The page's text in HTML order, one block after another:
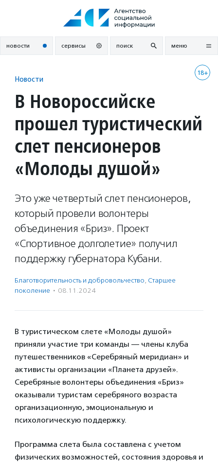
новости сервисы поиск меню
18+
Новости
В Новороссийске
прошел туристический
слет пенсионеров
«Молоды душой»
Это уже четвертый слет пенсионеров,
который провели волонтеры
объединения «Бриз». Проект
«Спортивное долголетие» получил
поддержку губернатора Кубани.
Благотвори­тель­ность и доброволь­чест­во, Старшее
поколение · 08.11.2024
В туристическом слете «Молоды душой»
приняли участие три команды — члены клуба
путешественников «Серебряный меридиан» и
активисты организации «Планета друзей».
Серебряные волонтеры объединения «Бриз»
оказывали туристам серебряного возраста
организационную, эмоциональную и
психологическую поддержку.
Программа слета была составлена с учетом
физических возможностей, состояния здоровья и